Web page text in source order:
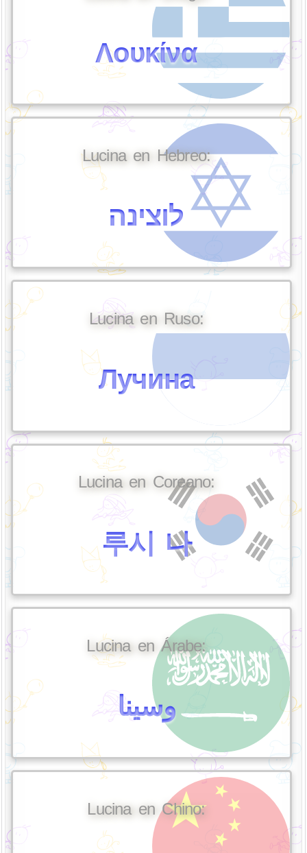
Λουκίνα
Lucina en Hebreo:
לוצינה
Lucina en Ruso:
Лучина
Lucina en Coreano:
루시 나
Lucina en Árabe:
وسينا
Lucina en Chino: